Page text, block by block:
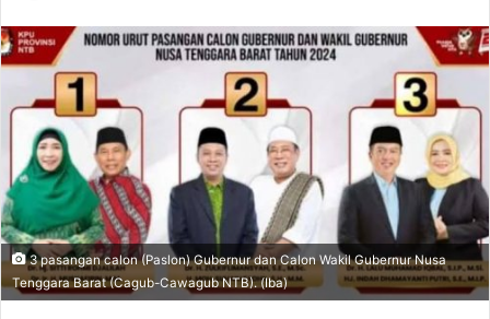
email
3 pasangan calon (Paslon) Gubernur dan Calon Wakil Gubernur Nusa
Tenggara Barat (Cagub-Cawagub NTB). (Iba)